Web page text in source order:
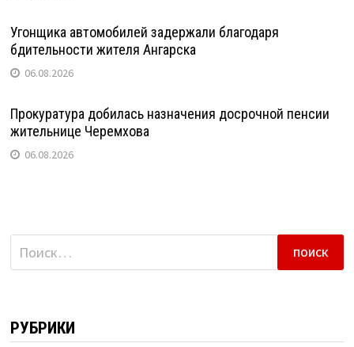
Угонщика автомобилей задержали благодаря
бдительности жителя Ангарска
06.08.2026
Прокуратура добилась назначения досрочной пенсии
жительнице Черемхова
06.08.2026
Найти:
РУБРИКИ